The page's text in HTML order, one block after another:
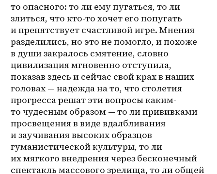
то опасного: то ли ему пугаться, то ли
злиться, что кто-то хочет его попугать
и препятствует счастливой игре. Мнения
разделились, но это не помогло, и похоже
в души закралось смятение, словно
цивилизация мгновенно отступила,
показав здесь и сейчас свой крах в наших
головах — надежда на то, что столетия
прогресса решат эти вопросы каким-
то чудесным образом — то ли прививками
просвещения в виде вдалбливания
и заучивания высоких образцов
гуманистической культуры, то ли
их мягкого внедрения через бесконечный
спектакль массового зрелища, то ли общей